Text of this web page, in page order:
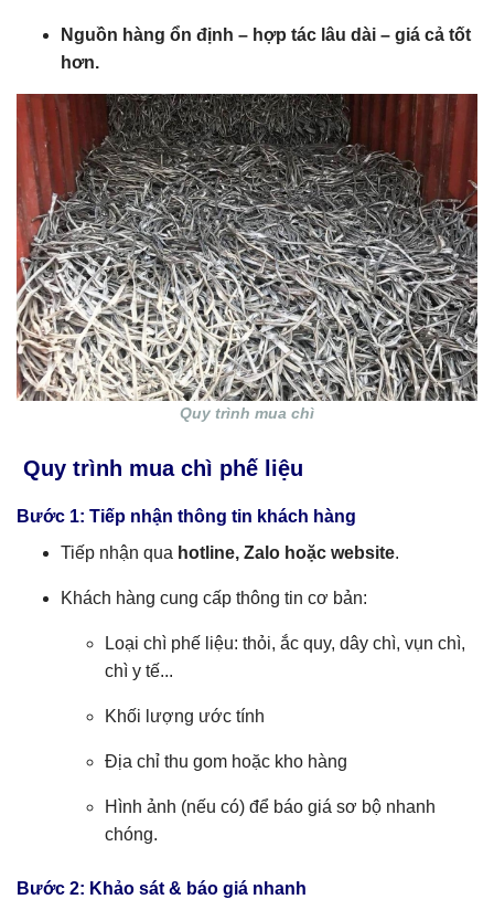
Nguồn hàng ổn định – hợp tác lâu dài – giá cả tốt
hơn.
Quy trình mua chì
Quy trình mua chì phế liệu
Bước 1: Tiếp nhận thông tin khách hàng
Tiếp nhận qua hotline, Zalo hoặc website.
Khách hàng cung cấp thông tin cơ bản:
Loại chì phế liệu: thỏi, ắc quy, dây chì, vụn chì,
chì y tế...
Khối lượng ước tính
Địa chỉ thu gom hoặc kho hàng
Hình ảnh (nếu có) để báo giá sơ bộ nhanh
chóng.
Bước 2: Khảo sát & báo giá nhanh